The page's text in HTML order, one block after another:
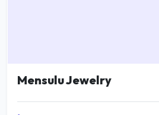
Mensulu Jewelry